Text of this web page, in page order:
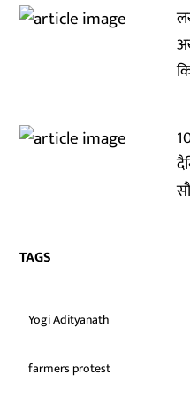
TAGS
Yogi Adityanath
farmers protest